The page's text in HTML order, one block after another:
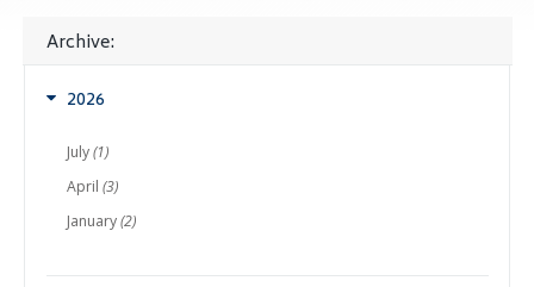
Archive:
2026
July(1)
April (3)
January(2)